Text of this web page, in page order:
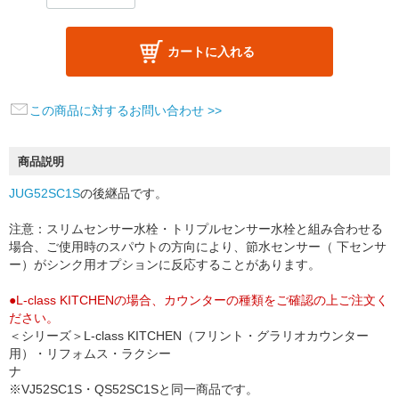
カートに入れる
この商品に対するお問い合わせ >>
商品説明
JUG52SC1Sの後継品です。
注意：スリムセンサー水栓・トリプルセンサー水栓と組み合わせる
場合、ご使用時のスパウトの方向により、節水センサー（ 下センサ
ー）がシンク用オプションに反応することがあります。
●L-class KITCHENの場合、カウンターの種類をご確認の上ご注文く
ださい。
＜シリーズ＞L-class KITCHEN（フリント・グラリオカウンター
用）・リフォムス・ラクシー
ナ
※VJ52SC1S・QS52SC1Sと同一商品です。